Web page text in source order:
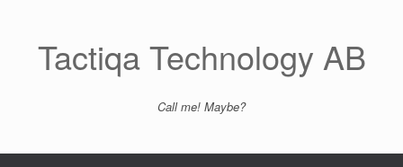
Tactiqa Technology AB
Call me! Maybe?